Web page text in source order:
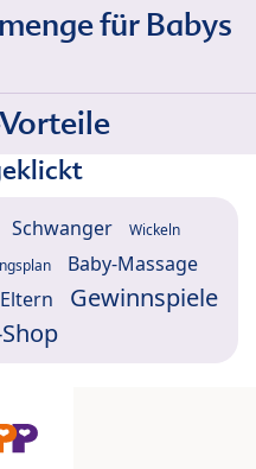
für Babys
Schwanger Wickeln
Baby-Massage
Gewinnspiele